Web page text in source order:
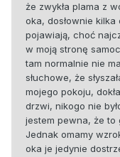
że zwykła plama z
oka, dosłownie
pojawiają, choć
w moją stronę
tam normalnie nie
słuchowe, że
mojego pokoju,
drzwi, nikogo nie
jestem pewna, że to
Jednak omamy
oka je jedynie